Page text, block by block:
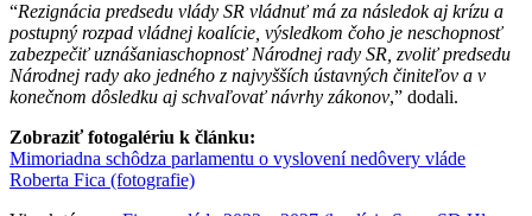
“Rezignácia predsedu vlády SR vládnuť má za následok aj krízu a
postupný rozpad vládnej koalície, výsledkom čoho je neschopnosť
zabezpečiť uznášaniaschopnosť Národnej rady SR, zvoliť predsedu
Národnej rady ako jedného z najvyšších ústavných činiteľov a v
konečnom dôsledku aj schvaľovať návrhy zákonov,” dodali.
Zobraziť fotogalériu k článku:
Mimoriadna schôdza parlamentu o vyslovení nedôvery vláde
Roberta Fica (fotografie)